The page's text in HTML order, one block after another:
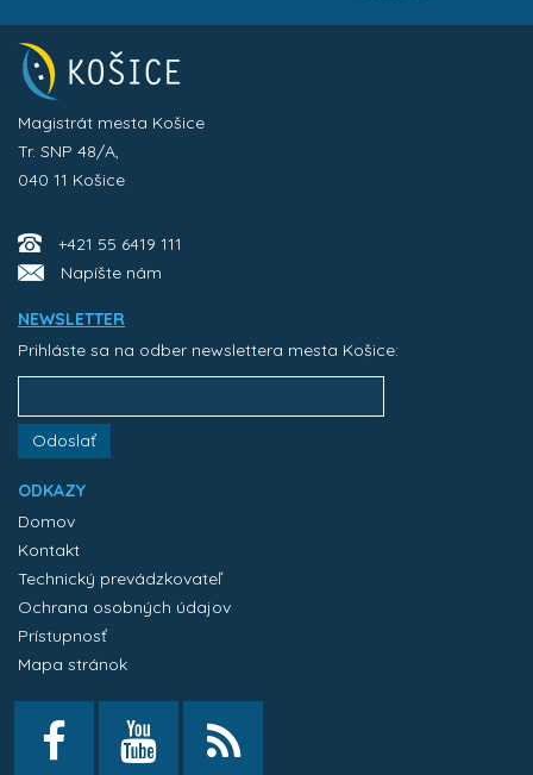
Magistrát mesta Košice
Tr. SNP 48/A,
040 11 Košice
+421 55 6419 111
Napíšte nám
NEWSLETTER
Prihláste sa na odber newslettera mesta Košice:
Odoslať
ODKAZY
Domov
Kontakt
Technický prevádzkovateľ
Ochrana osobných údajov
Prístupnosť
Mapa stránok